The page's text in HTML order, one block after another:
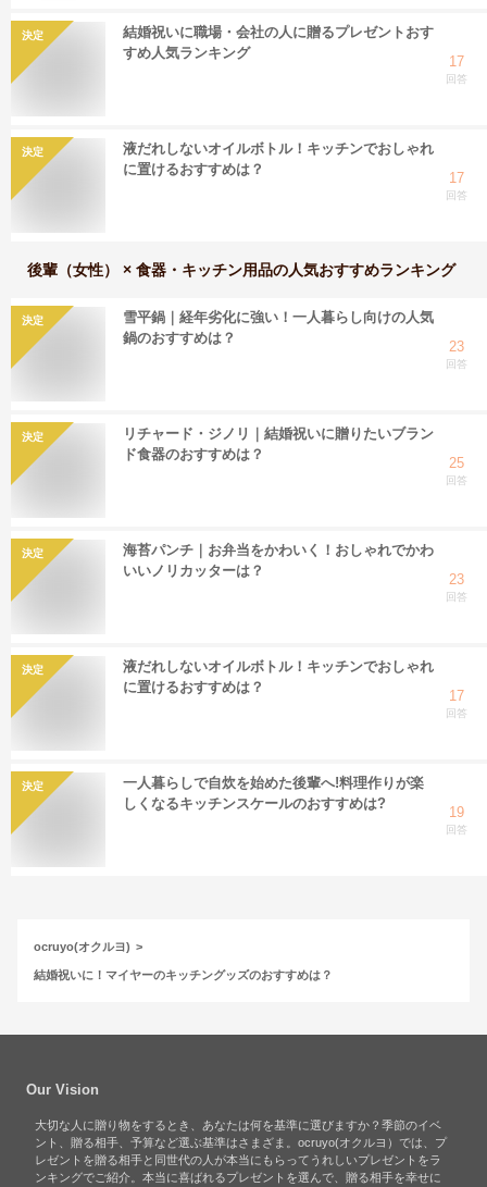
決定
結婚祝いに職場・会社の人に贈るプレゼントおす
すめ人気ランキング
17
回答
決定
液だれしないオイルボトル！キッチンでおしゃれ
に置けるおすすめは？
17
回答
後輩（女性） × 食器・キッチン用品の人気おすすめランキング
決定
雪平鍋｜経年劣化に強い！一人暮らし向けの人気
鍋のおすすめは？
23
回答
決定
リチャード・ジノリ｜結婚祝いに贈りたいブラン
ド食器のおすすめは？
25
回答
決定
海苔パンチ｜お弁当をかわいく！おしゃれでかわ
いいノリカッターは？
23
回答
決定
液だれしないオイルボトル！キッチンでおしゃれ
に置けるおすすめは？
17
回答
決定
一人暮らしで自炊を始めた後輩へ!料理作りが楽
しくなるキッチンスケールのおすすめは?
19
回答
ocruyo(オクルヨ)
結婚祝いに！マイヤーのキッチングッズのおすすめは？
Our Vision
大切な人に贈り物をするとき、あなたは何を基準に選びますか？季節のイベ
ント、贈る相手、予算など選ぶ基準はさまざま。ocruyo(オクルヨ）では、プ
レゼントを贈る相手と同世代の人が本当にもらってうれしいプレゼントをラ
ンキングでご紹介。本当に喜ばれるプレゼントを選んで、贈る相手を幸せに